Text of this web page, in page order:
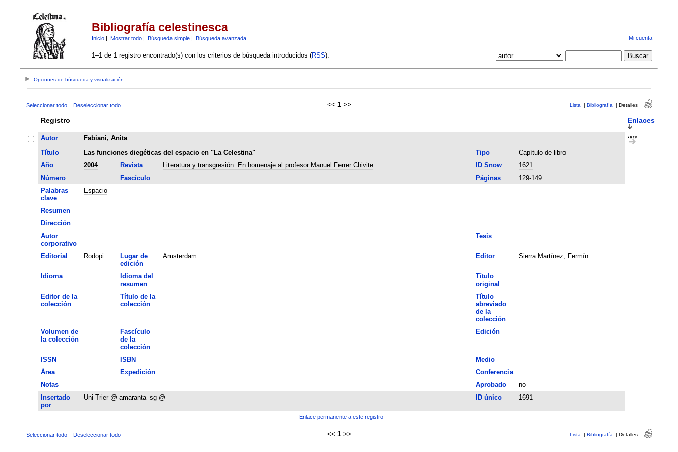
Bibliografía celestinesca
Inicio| Mostrar todo| Búsqueda simple| Búsqueda avanzada Mi cuenta
1–1 de 1 registro encontrado(s) con los criterios de búsqueda introducidos (RSS):
Opciones de búsqueda y visualización
Seleccionar todo Deseleccionar todo << 1 >> Lista | Bibliografía | Detalles
Registro Enlaces
Autor
Fabiani, Anita
Título
Las funciones diegéticas del espacio en "La Celestina" Tipo
Capítulo de libro
Año
2004 Revista Literatura y transgresión. En homenaje al profesor Manuel Ferrer Chivite ID Snow
1621
Número
Fascículo Páginas
129-149
Palabras
clave
Espacio
Resumen
Dirección
Autor
corporativo
Tesis
Editorial Rodopi
Lugar de
edición
Amsterdam Editor Sierra Martínez, Fermín
Idioma
Idioma del
resumen
Título
original
Editor de la
colección
Título de la
colección
Título
abreviado
de la
colección
Volumen de
la colección
Fascículo
de la
colección
Edición
ISSN ISBN
Medio
Área
Expedición
Conferencia
Notas
Aprobado
no
Insertado
por
Uni-Trier @ amaranta_sg @ ID único 1691
Enlace permanente a este registro
Seleccionar todo Deseleccionar todo << 1 >> Lista | Bibliografía | Detalles